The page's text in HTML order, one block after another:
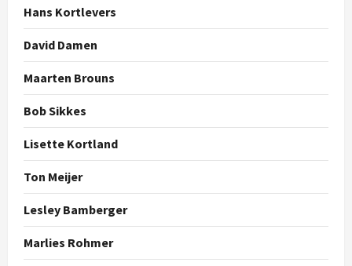
Hans Kortlevers
David Damen
Maarten Brouns
Bob Sikkes
Lisette Kortland
Ton Meijer
Lesley Bamberger
Marlies Rohmer